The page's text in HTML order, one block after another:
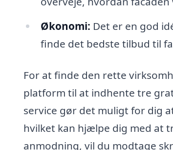
Økonomi: Det er en god
finde det bedste tilbud til
For at finde den rette
platform til at indhente tre
service gør det muligt for dig
hvilket kan hjælpe dig med at
anmodning, vil du modtage